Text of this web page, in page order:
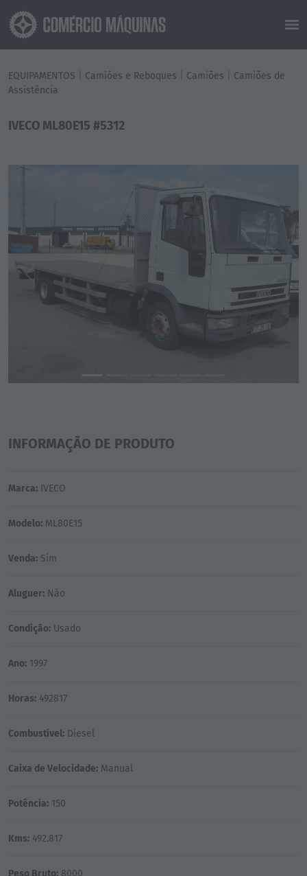
EQUIPAMENTOS Camiões e Reboques Camiões
Camiões de
Assistência
IVECO ML80E15 #5312
Previous Next
INFORMAÇÃO DE PRODUTO
Marca: IVECO
Modelo: ML80E15
Venda: Sim
Aluguer: Não
Condição: Usado
Ano: 1997
Horas: 492817
Combustível: Diesel
Caixa de Velocidade: Manual
Potência: 150
Kms: 492.817
Peso Bruto: 8000